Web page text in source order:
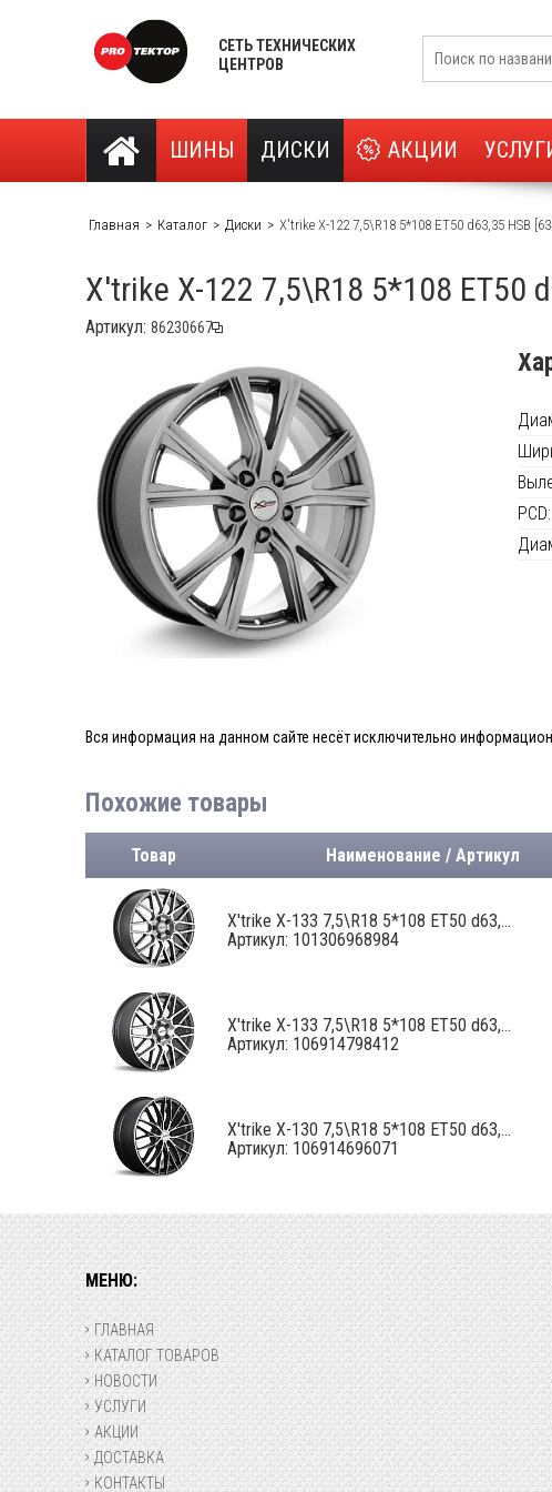
СЕТЬ ТЕХНИЧЕСКИХ
ЦЕНТРОВ
ШИНЫ ДИСКИ АКЦИИ
Главная Каталог Диски X'trike X-122 7,5\R18 5*108 ET50 d63,35 HSB
X'trike X-122 7,5\R18 5*108 ET50
Артикул:
PCD:
Вся информация на данном сайте несёт исключительно
Похожие товары
Товар Наименование / Артикул
X'trike X-133 7,5\R18 5*108 ET50 d63,...
Артикул: 101306968984
X'trike X-133 7,5\R18 5*108 ET50 d63,...
Артикул: 106914798412
X'trike X-130 7,5\R18 5*108 ET50 d63,...
Артикул: 106914696071
МЕНЮ:
ГЛАВНАЯ
КАТАЛОГ ТОВАРОВ
НОВОСТИ
УСЛУГИ
АКЦИИ
ДОСТАВКА
КОНТАКТЫ